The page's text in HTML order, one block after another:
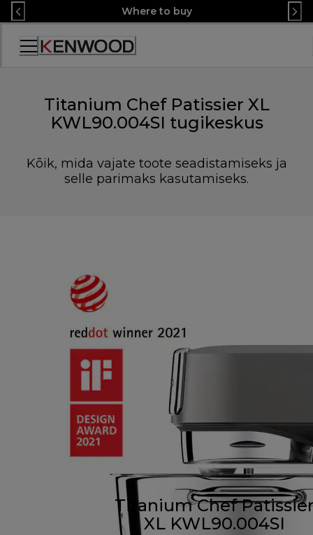
Skip
to
Content
Where to buy
Accessibility
Titanium Chef Patissier XL
KWL90.004SI tugikeskus
Kõik, mida vajate toote seadistamiseks ja
selle parimaks kasutamiseks.
Titanium Chef
XL KWL90.004SI